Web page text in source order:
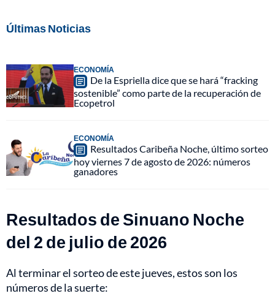
Últimas Noticias
ECONOMÍA
De la Espriella dice que se hará “fracking
sostenible” como parte de la recuperación de
Ecopetrol
ECONOMÍA
Resultados Caribeña Noche, último sorteo
hoy viernes 7 de agosto de 2026: números
ganadores
Resultados de Sinuano Noche
del 2 de julio de 2026
Al terminar el sorteo de este jueves, estos son los
números de la suerte: